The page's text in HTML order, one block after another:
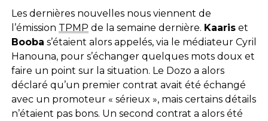
Les dernières nouvelles nous viennent de
l’émission TPMP de la semaine dernière. Kaariset
Booba s’étaient alors appelés, via le médiateur Cyril
Hanouna, pour s’échanger quelques mots doux et
faire un point sur la situation. Le Dozo a alors
déclaré qu’un premier contrat avait été échangé
avec un promoteur « sérieux », mais certains détails
n’étaient pas bons. Un second contrat a alors été